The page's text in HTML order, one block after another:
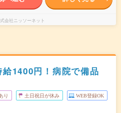
会社ニッソーネット
1400円！病院で備品
り 土日祝日が休み WEB登録OK